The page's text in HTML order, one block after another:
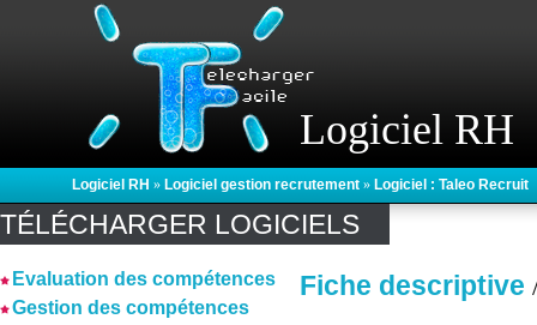
Logiciel RH
Logiciel RH » Logiciel gestion recrutement » Logiciel : Taleo Recruit
TÉLÉCHARGER LOGICIELS
Evaluation des compétences
Gestion des compétences
Fiche descriptive